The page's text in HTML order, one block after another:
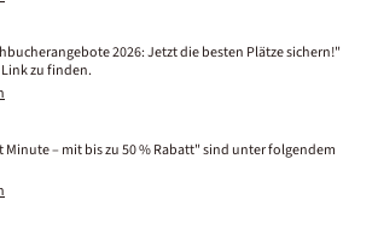
2026: Jetzt die besten Plätze sichern!"
zu finden.
Minute – mit bis zu 50 % Rabatt" sind unter folgendem